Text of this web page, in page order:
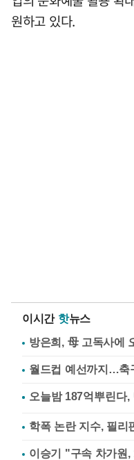
원하고 있다.
이시간 핫뉴스
방은희, 母 고독사에
월드컵 예선까지…축
학폭 논란 지수, 필리
이승기 "구속 차가원